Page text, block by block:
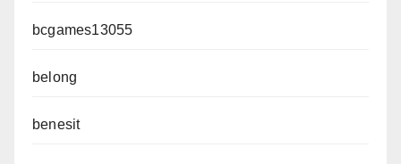
bcgames13055
belong
benesit